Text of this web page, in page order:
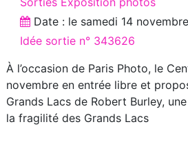
Date : le samedi 14
Idée sortie n° 343626
À l’occasion de Paris Photo, le
novembre en entrée libre et
Grands Lacs de Robert Burley,
la fragilité des Grands Lacs